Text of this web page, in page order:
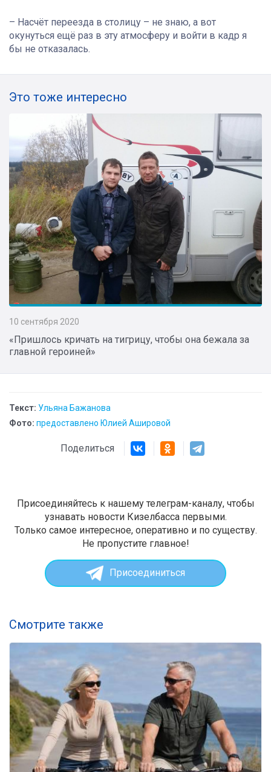
– Насчёт переезда в столицу – не знаю, а вот
окунуться ещё раз в эту атмосферу и войти в кадр я
бы не отказалась.
Это тоже интересно
10 сентября 2020
«Пришлось кричать на тигрицу, чтобы она бежала за
главной героиней»
Текст: Ульяна Бажанова
Фото: предоставлено Юлией Ашировой
Поделиться
Присоединяйтесь к нашему телеграм-каналу, чтобы
узнавать новости Кизелбасса первыми.
Только самое интересное, оперативно и по существу.
Не пропустите главное!
Присоединиться
Смотрите также